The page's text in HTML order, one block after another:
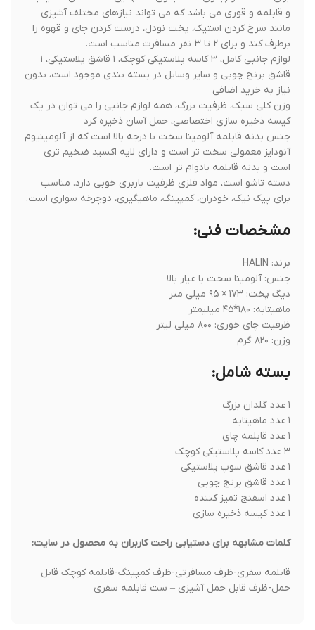
و قابلمه و قوری می باشد که می تواند نیازهای مختلف آشپزی
مانند سرخ کردن استیک، پخت نودل، درست کردن چای و قهوه را
برطرف کند و برای 2 تا 3 نفر مسافرت مناسب است.
لوازم جانبی کامل، ۳ کاسه پلاستیکی کوچک، ۱ قاشق پلاستیکی، ۱
قاشق برنج چوبی و سایر وسایل در بسته بندی موجود است، بدون
نیاز به خرید اضافی
وزن کلی سبک، ظرفیت بزرگ، همه لوازم جانبی را می توان در یک
کیسه ذخیره سازی اختصاصی، حمل آسان ذخیره کرد
جنس بدنه قابلمه آلومینا سخت با درجه بالا است که از آلومینیوم
آنودایز معمولی سخت تر است و دارای لایه اکسید ضخیم تری
است و بدنه قابلمه بادوام تر است.
دسته تاشو است، مواد فلزی ظرفیت باربری خوبی دارد. مناسب
برای پیک نیک، خودران، کمپینگ، ماهیگیری، دوچرخه سواری است.
مشخصات فنی:
برند: HALIN
جنس: آلومینا سخت با عیار بالا
دیگ پخت: ۱۷۳ × ۹۵ میلی متر
ماهیتابه: ۱۸۰*۴۵ میلیمتر
ظرفیت چای خوری: ۸۰۰ میلی لیتر
وزن: ۸۲۰ گرم
بسته شامل:
کلمات مشابهه برای دستیابی راحت کاربران به محصول در سایت:
قابلمه سفری-ظرف مسافرتی-ظرف کمپینگ-قابلمه کوچک قابل
حمل-ظرف قابل حمل آشپزی – ست قابلمه سفری